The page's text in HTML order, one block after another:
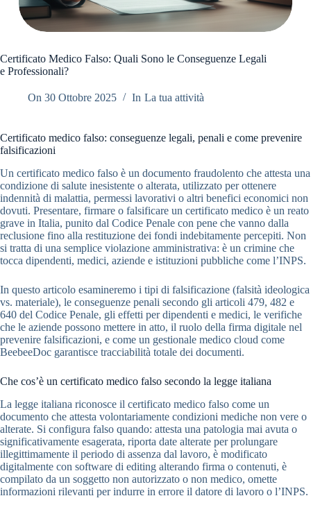
Certificato Medico Falso: Quali Sono le Conseguenze Legali
e Professionali?
On 30 Ottobre 2025 In La tua attività
Certificato medico falso: conseguenze legali, penali e come prevenire
falsificazioni
Un certificato medico falso è un documento fraudolento che attesta una
condizione di salute inesistente o alterata, utilizzato per ottenere
indennità di malattia, permessi lavorativi o altri benefici economici non
dovuti. Presentare, firmare o falsificare un certificato medico è un reato
grave in Italia, punito dal Codice Penale con pene che vanno dalla
reclusione fino alla restituzione dei fondi indebitamente percepiti. Non
si tratta di una semplice violazione amministrativa: è un crimine che
tocca dipendenti, medici, aziende e istituzioni pubbliche come l’INPS.
In questo articolo esamineremo i tipi di falsificazione (falsità ideologica
vs. materiale), le conseguenze penali secondo gli articoli 479, 482 e
640 del Codice Penale, gli effetti per dipendenti e medici, le verifiche
che le aziende possono mettere in atto, il ruolo della firma digitale nel
prevenire falsificazioni, e come un gestionale medico cloud come
BeebeeDoc garantisce tracciabilità totale dei documenti.
Che cos’è un certificato medico falso secondo la legge italiana
La legge italiana riconosce il certificato medico falso come un
documento che attesta volontariamente condizioni mediche non vere o
alterate. Si configura falso quando: attesta una patologia mai avuta o
significativamente esagerata, riporta date alterate per prolungare
illegittimamente il periodo di assenza dal lavoro, è modificato
digitalmente con software di editing alterando firma o contenuti, è
compilato da un soggetto non autorizzato o non medico, omette
informazioni rilevanti per indurre in errore il datore di lavoro o l’INPS.